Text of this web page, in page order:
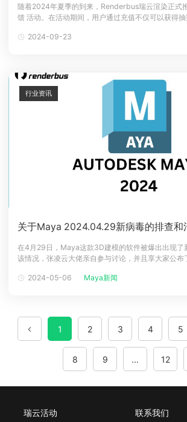
随着2024年夏季的到来，Renderbus瑞云渲染正式
馈 活动。在活动期间，用户通过充值不仅可以获得
方法吧！1、活动介绍活动时间：2024年5月16日
2024-09-23
关于Maya 2024.04.29新病毒的排查和
在4月29日，Maya这款3D建模的软件被爆出出现了
该情况，张凌云大佬亲自参与讨论，并且享大家公
一起来看看排查方法。Maya新病毒漏中招情况
2024-05-06 Maya新闻
行业资讯
1 2 3 4 5
8 9 ... 12
瑞云活动 联系我们